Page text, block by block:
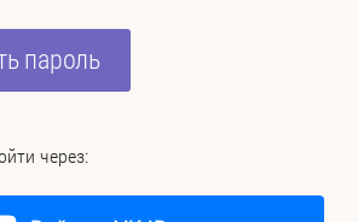
пароль
через: